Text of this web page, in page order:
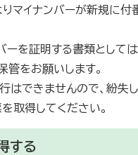
マイナンバーが新規に付
ーを証明する書類として
管をお願いします。
はできませんので、紛失
取得してください。
する